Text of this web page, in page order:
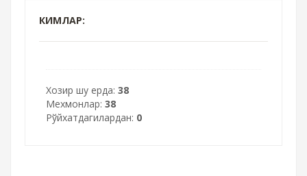
КИМЛАР:
Хозир шу ерда: 38
Мехмонлар: 38
Рўйхатдагилардан: 0